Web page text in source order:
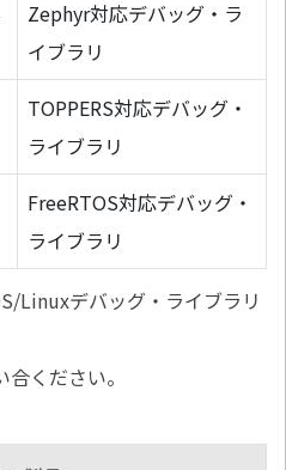
Zephyr対応デバッグ・ラ
イブラリ
TOPPERS対応デバッグ・
ライブラリ
FreeRTOS対応デバッグ・
ライブラリ
Linuxデバッグ・ライブラリ
ください。